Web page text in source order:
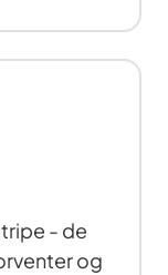
- de
og